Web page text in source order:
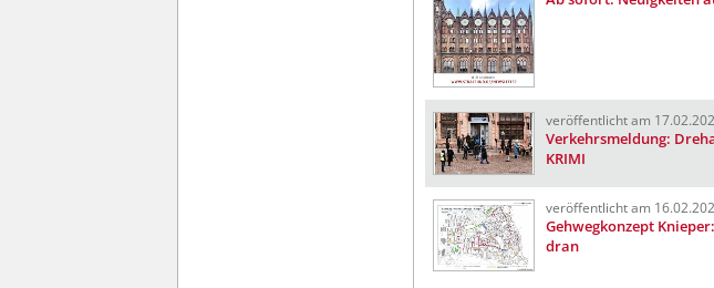
veröffentlicht am
Verkehrsmeldung:
KRIMI
veröffentlicht am
Gehwegkonzept
dran